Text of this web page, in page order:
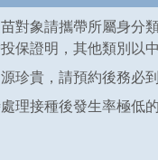
對象請攜帶所屬身分
保證明，其他類別以
珍貴，請預約後務必到
理接種後發生率極低